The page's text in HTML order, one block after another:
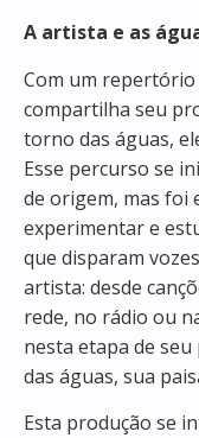
A artista e as
Com um repertório
compartilha seu
torno das águas,
Esse percurso se
de origem, mas foi
experimentar e
que disparam
artista: desde
rede, no rádio ou
nesta etapa de
das águas, sua
Esta produção se